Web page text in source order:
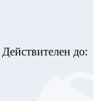
Действителен до: